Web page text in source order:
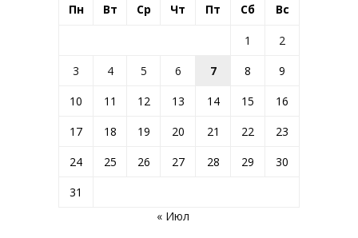
Пн Вт Ср Чт Пт Сб Вс
1
2
3
4 5 6 7 8
9
10
11 12 13 14 15
16
17
18 19 20 21 22
23
24
25 26 27 28 29
30
31
« Июл